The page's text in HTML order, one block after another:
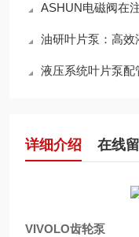
ASHUN电磁阀在注塑机液
油研叶片泵：高
液压系统叶片泵配
详细介绍 在线
VIVOLO齿轮泵